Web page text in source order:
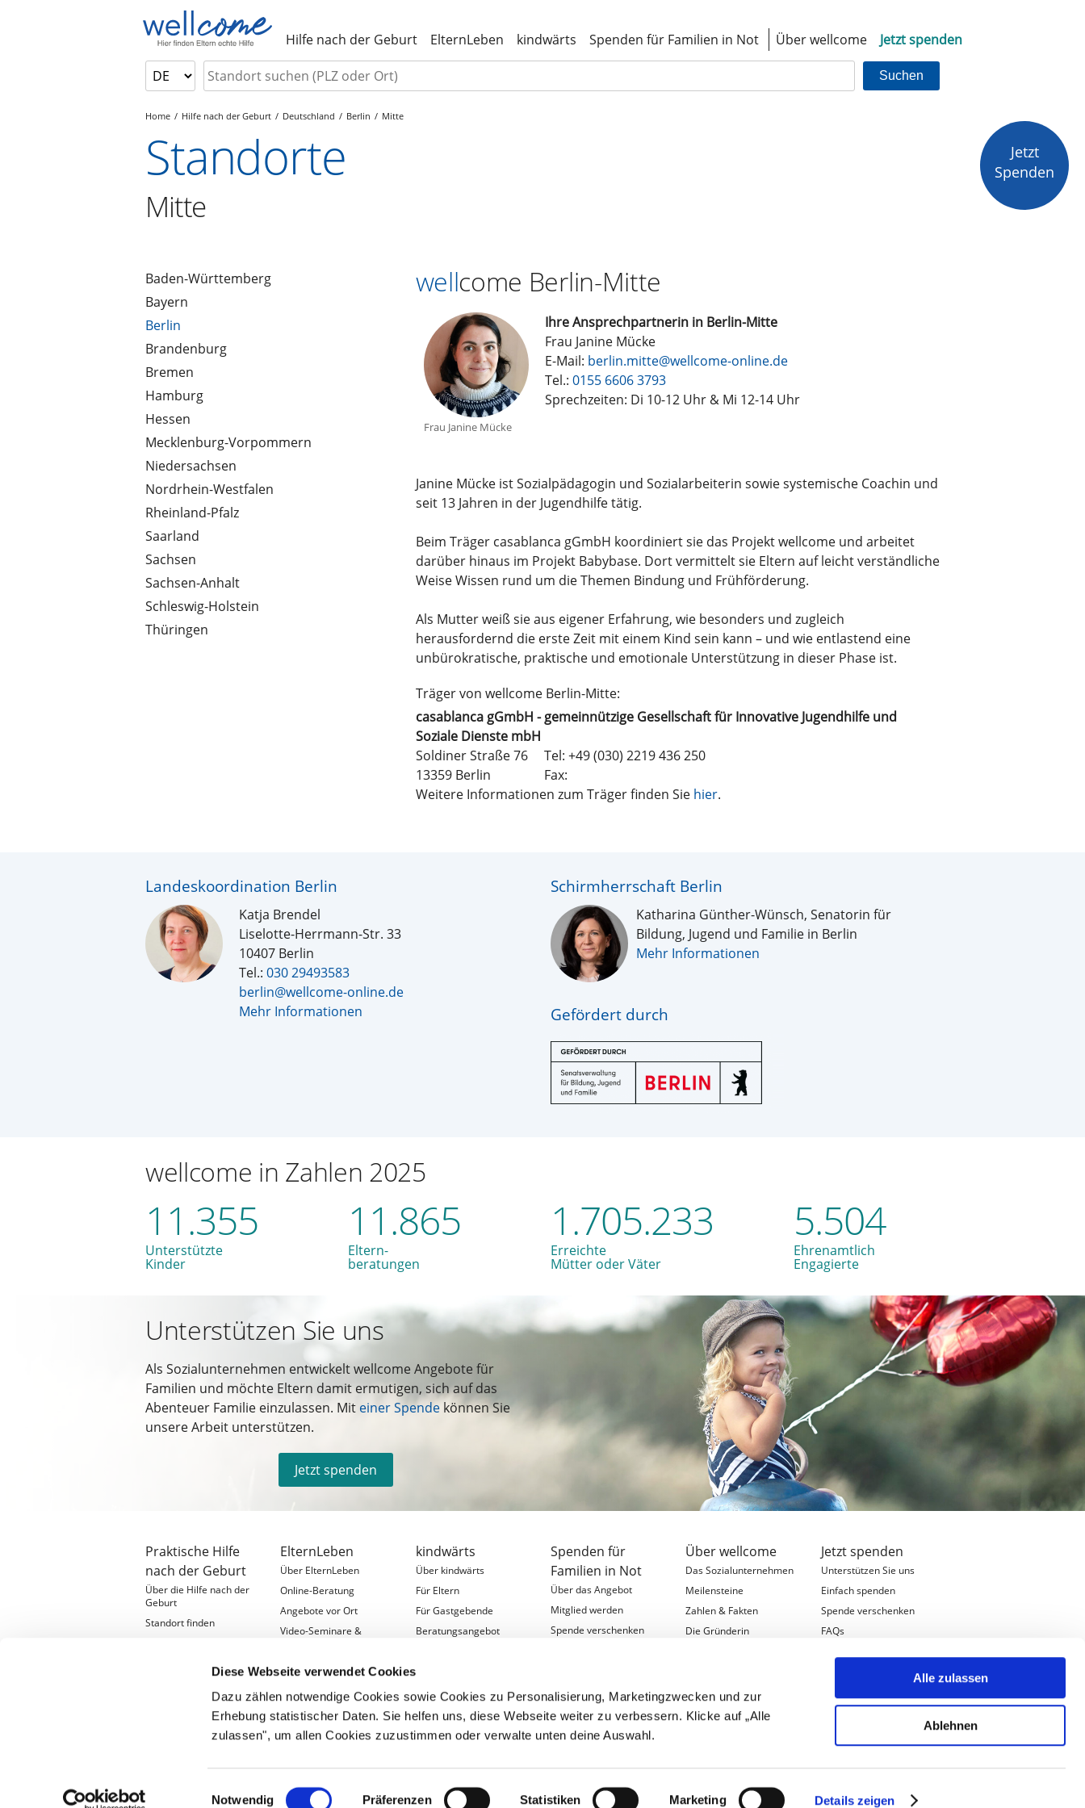
Diese Webseite verwendet Cookies
Dazu zählen notwendige Cookies sowie Cookies zu Personalisierung, Marketingzwecken und zur
Erhebung statistischer Daten. Sie helfen uns, diese Webseite weiter zu verbessern. Klicke auf „Alle
zulassen", um allen Cookies zuzustimmen oder verwalte unten deine Auswahl.
Einwilligungsauswahl
Notwendig Präferenzen Statistiken Marketing Details zeigen
Alle zulassen
Ablehnen
Jetzt
Spenden
Hilfe nach der Geburt ElternLeben kindwärts Spenden für Familien in Not Über wellcome Jetzt spenden
Suchen
Home Hilfe nach der Geburt Deutschland Berlin Mitte
Standorte
Mitte
wellcome Berlin-Mitte
Frau Janine Mücke
Ihre Ansprechpartnerin in Berlin-Mitte
Frau Janine Mücke
E-Mail: berlin.mitte@wellcome-online.de
Tel.: 0155 6606 3793
Sprechzeiten: Di 10-12 Uhr & Mi 12-14 Uhr
Janine Mücke ist Sozialpädagogin und Sozialarbeiterin sowie systemische Coachin und
seit 13 Jahren in der Jugendhilfe tätig.
Beim Träger casablanca gGmbH koordiniert sie das Projekt wellcome und arbeitet
darüber hinaus im Projekt Babybase. Dort vermittelt sie Eltern auf leicht verständliche
Weise Wissen rund um die Themen Bindung und Frühförderung.
Als Mutter weiß sie aus eigener Erfahrung, wie besonders und zugleich
herausfordernd die erste Zeit mit einem Kind sein kann – und wie entlastend eine
unbürokratische, praktische und emotionale Unterstützung in dieser Phase ist.
Träger von wellcome Berlin-Mitte:
casablanca gGmbH - gemeinnützige Gesellschaft für Innovative Jugendhilfe und
Soziale Dienste mbH
Soldiner Straße 76
13359 Berlin
Tel: +49 (030) 2219 436 250
Fax:
Weitere Informationen zum Träger finden Sie hier.
Baden-Württemberg
Bayern
Berlin
Brandenburg
Bremen
Hamburg
Hessen
Mecklenburg-Vorpommern
Niedersachsen
Nordrhein-Westfalen
Rheinland-Pfalz
Saarland
Sachsen
Sachsen-Anhalt
Schleswig-Holstein
Thüringen
Landeskoordination Berlin
Katja Brendel
Liselotte-Herrmann-Str. 33
10407 Berlin
Tel.:030 29493583
berlin@wellcome-online.de
Mehr Informationen
Schirmherrschaft Berlin
Katharina Günther-Wünsch, Senatorin für
Bildung, Jugend und Familie in Berlin
Mehr Informationen
Gefördert durch
wellcome in Zahlen 2025
11.355
Unterstützte
Kinder
11.865
Eltern-
beratungen
1.705.233
Erreichte
Mütter oder Väter
5.504
Ehrenamtlich
Engagierte
Unterstützen Sie uns
Als Sozialunternehmen entwickelt wellcome Angebote für
Familien und möchte Eltern damit ermutigen, sich auf das
Abenteuer Familie einzulassen. Mit einer Spende können Sie
unsere Arbeit unterstützen.
Jetzt spenden
Praktische Hilfe
nach der Geburt
Über die Hilfe nach der
Geburt
Standort finden
ElternLeben
Über ElternLeben
Online-Beratung
Angebote vor Ort
Video-Seminare &
kindwärts
Über kindwärts
Für Eltern
Für Gastgebende
Beratungsangebot
Für Förderer
Digitale Austauschtreffen
Entstehungsgeschichte
Mitgliedschaft widerrufen
Spenden für
Familien in Not
Über das Angebot
Mitglied werden
Spende verschenken
Über wellcome
Das Sozialunternehmen
Meilensteine
Zahlen & Fakten
Die Gründerin
Schirmherrschaften
Aktuelles
Jetzt spenden
Unterstützen Sie uns
Einfach spenden
Spende verschenken
FAQs